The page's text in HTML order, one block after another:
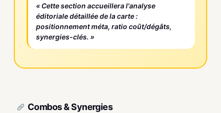
« Cette section accueillera l'analyse
éditoriale détaillée de la carte :
positionnement méta, ratio coût/dégâts,
synergies-clés. »
Combos & Synergies